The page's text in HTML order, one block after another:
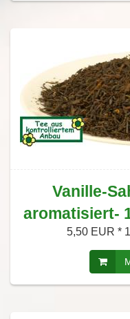
Vanille-
aromatisiert-
5,50 EUR *